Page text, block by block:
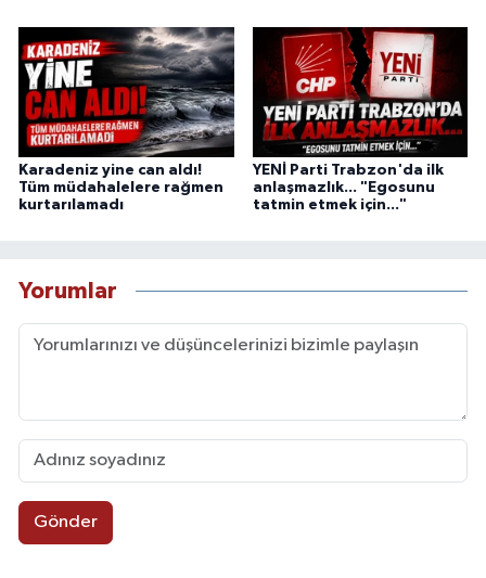
Karadeniz yine can aldı!
Tüm müdahalelere rağmen
kurtarılamadı
YENİ Parti Trabzon'da ilk
anlaşmazlık... "Egosunu
tatmin etmek için..."
Yorumlar
Gönder